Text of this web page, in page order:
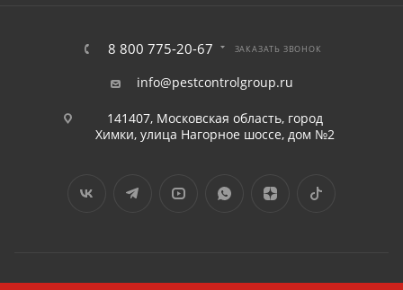
8 800 775-20-67 ЗАКАЗАТЬ ЗВОНОК
info@pestcontrolgroup.ru
141407, Московская область, город
Химки, улица Нагорное шоссе, дом №2